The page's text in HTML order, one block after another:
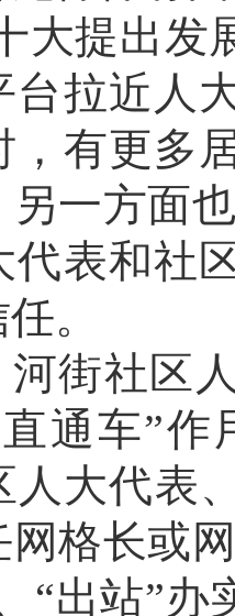
大提出发
台拉近人
，有更多
另一方面
代表和社
。
河街社区
通车”
人大代表
网格长或
“出站”